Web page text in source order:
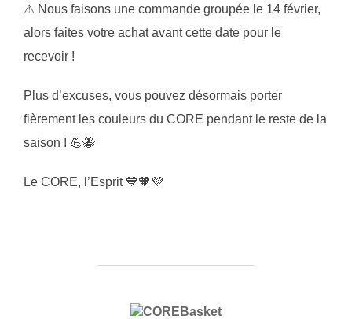
⚠ Nous faisons une commande groupée le 14 février,
alors faites votre achat avant cette date pour le
recevoir !
Plus d’excuses, vous pouvez désormais porter
fièrement les couleurs du CORE pendant le reste de la
saison ! 💪🐝
Le CORE, l’Esprit 💙🧡💜
AUTEUR DE LA PUBLICATION